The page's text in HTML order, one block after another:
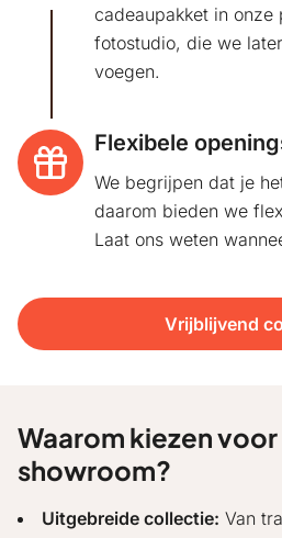
cadeaupakket in onze
fotostudio, die we
voegen.
Flexibele
We begrijpen dat je
daarom bieden we
Laat ons weten
Vrijblijvend
Waarom kiezen
showroom?
Uitgebreide collectie: Van